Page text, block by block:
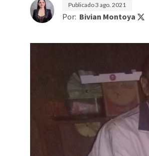
Publicado3 ago. 2021
Por: Bivian Montoya